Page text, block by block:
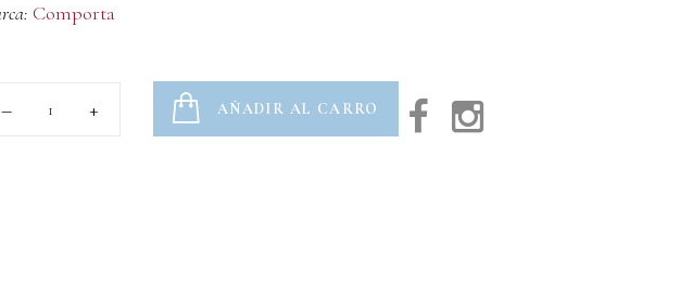
Comporta
AÑADIR AL CARRO